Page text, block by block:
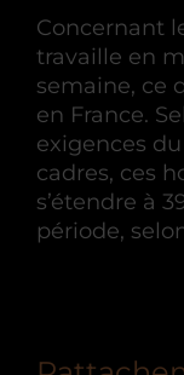
Concernant
travaille en
semaine, ce
en France.
exigences
cadres, ces
s’étendre à
période,